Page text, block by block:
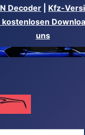
Decoder Kfz-
uns